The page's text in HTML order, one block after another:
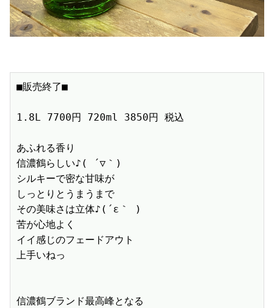
■販売終了■
1.8L 7700円 720ml 3850円 税込
あふれる香り
信濃鶴らしい♪( ´▽｀)
シルキーで密な甘味が
しっとりとうまうまで
その美味さは立体♪(´ε｀ )
苦が心地よく
イイ感じのフェードアウト
上手いねっ
信濃鶴ブランド最高峰となる